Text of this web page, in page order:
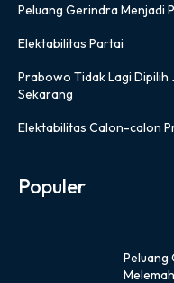
Peluang Gerindra Menjadi
Elektabilitas Partai
Prabowo Tidak Lagi Dipilih
Sekarang
Elektabilitas Calon-calon
Populer
Peluang
Melemah